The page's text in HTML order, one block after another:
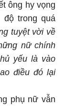
ông hy vọng
độ trong quá
tuyệt vời về
nữ chính
yếu là vào
điều đó lại
phụ nữ vẫn